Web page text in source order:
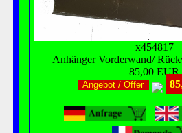
x454817
Anhänger Vorderwand/
85,00 EUR
Angebot / Offer